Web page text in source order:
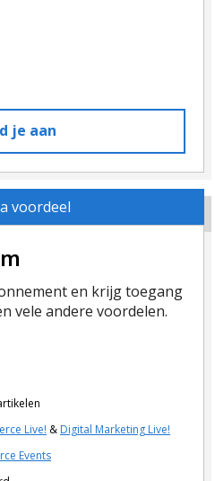
je aan
voordeel
en krijg toegang
vele andere voordelen.
Live! & Digital Marketing Live!
Events